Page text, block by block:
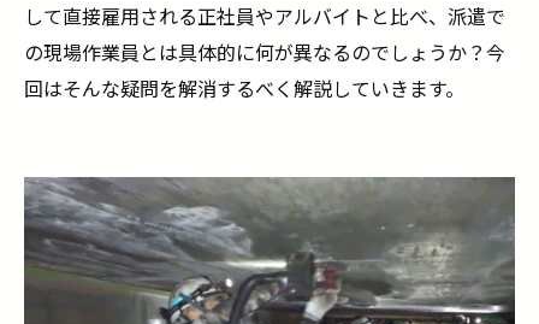
して直接雇用される正社員やアルバイトと比べ、派遣で
の現場作業員とは具体的に何が異なるのでしょうか？今
回はそんな疑問を解消するべく解説していきます。